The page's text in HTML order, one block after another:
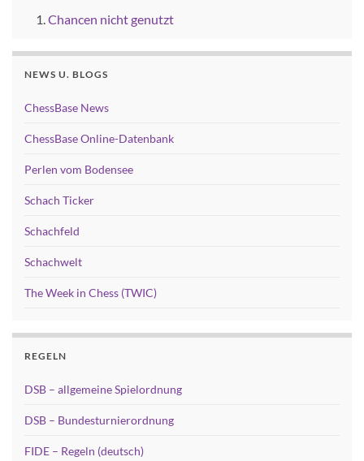
Chancen nicht genutzt
NEWS U. BLOGS
ChessBase News
ChessBase Online-Datenbank
Perlen vom Bodensee
Schach Ticker
Schachfeld
Schachwelt
The Week in Chess (TWIC)
REGELN
DSB – allgemeine Spielordnung
DSB – Bundesturnierordnung
FIDE – Regeln (deutsch)